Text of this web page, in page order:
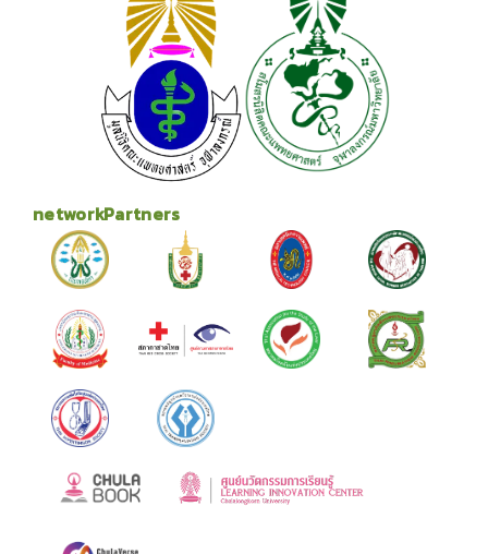
networkPartners